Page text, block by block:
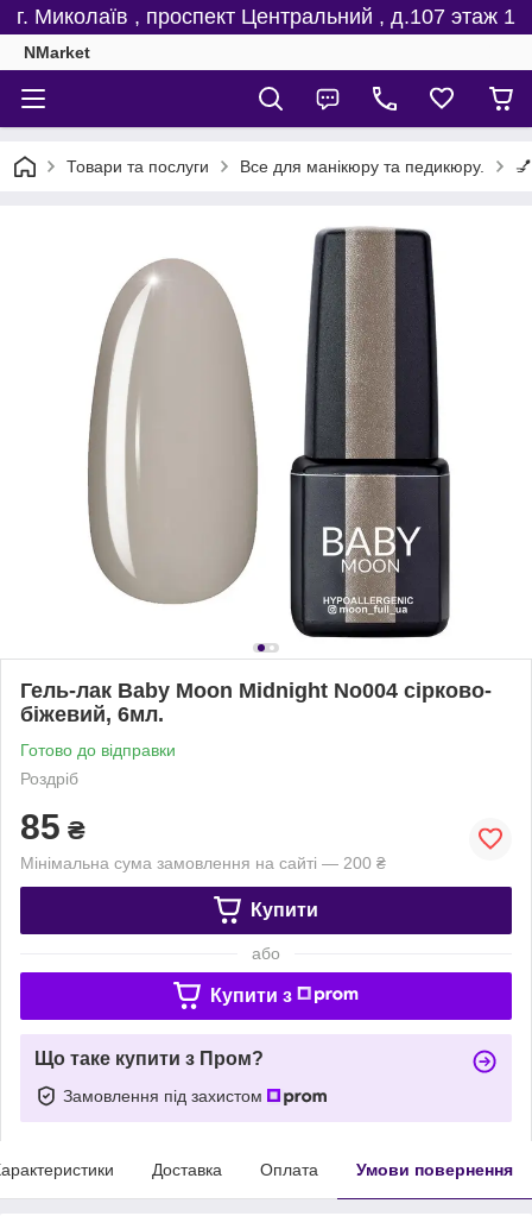
г. Миколаїв , проспект Центральний , д.107 этаж 1
NMarket
Товари та послуги Все для манікюру та педикюру.
Гель-лак Baby Moon Midnight No004 сірково-
біжевий, 6мл.
Готово до відправки
Роздріб
85 ₴
Мінімальна сума замовлення на сайті — 200 ₴
Купити
або
Купити з
Що таке купити з Пром?
Замовлення під захистом
Доставка Оплата Умови повернення